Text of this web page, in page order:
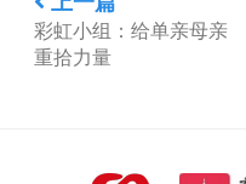
彩虹小组：给单亲母亲
重拾力量